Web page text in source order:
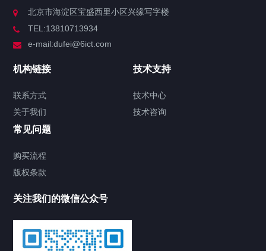
北京市海淀区宝盛西里小区兴缘写字楼
TEL:13810713934
e-mail:dufei@6ict.com
机构链接
联系方式
关于我们
技术支持
技术中心
技术咨询
常见问题
购买流程
版权条款
关注我们的微信公众号